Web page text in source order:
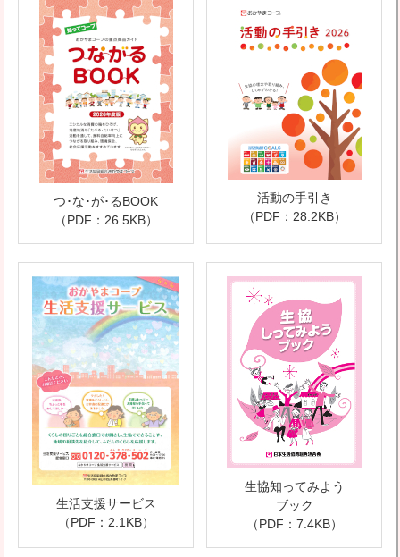
つ･な･が･るBOOK
（PDF：26.5KB）
活動の手引き
（PDF：28.2KB）
生活支援サービス
（PDF：2.1KB）
生協知ってみよう
ブック
（PDF：7.4KB）